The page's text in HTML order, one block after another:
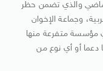
في 23 سبتمبر الماضي والذي تضمن حظر
وجماعة الإخوان
مؤسسة متفرعة منها
دعما أو أي نوع من